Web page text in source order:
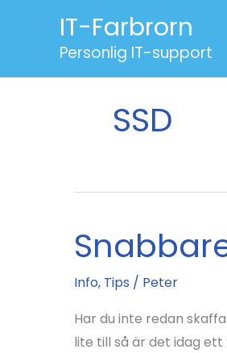
IT-Farbrorn
Personlig IT-support
SSD
Info, Tips / Peter
Har du inte redan
lite till så är det idag